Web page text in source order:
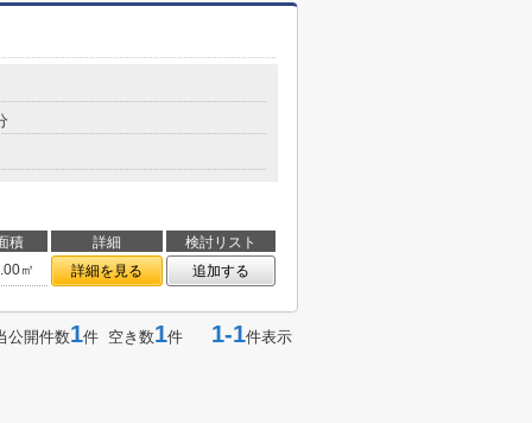
積 詳細
検討リスト
㎡
詳細を見る 追加する
公開件数1件 空き数1件 1-1件表示